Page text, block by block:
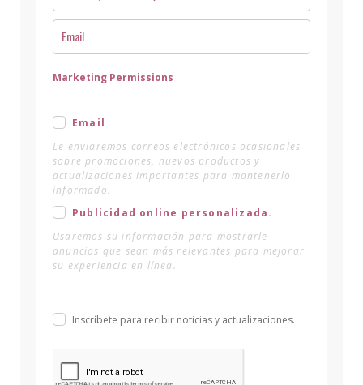
Marketing Permissions
Email
Le enviaremos correos electrónicos ocasionales
sobre promociones, nuevos productos y
actualizaciones importantes para mantenerlo
informado.
Publicidad online personalizada.
Usaremos su información para mostrarle
anuncios que sean más relevantes para mejorar
su experiencia en línea.
Inscríbete para recibir noticias y actualizaciones.